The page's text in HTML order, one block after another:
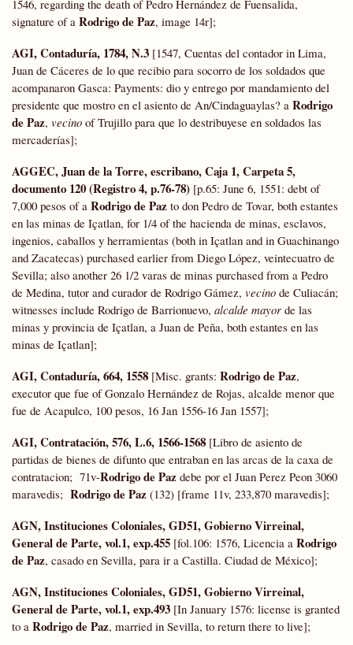
1546, regarding the death of Pedro Hernández de Fuensalida,
signature of a Rodrigo de Paz, image 14r];
AGI, Contaduría, 1784, N.3 [1547, Cuentas del contador in Lima,
Juan de Cáceres de lo que recibio para socorro de los soldados que
acompanaron Gasca: Payments: dio y entrego por mandamiento del
presidente que mostro en el asiento de An/Cindaguaylas? a Rodrigo
de Paz, vecino of Trujillo para que lo destribuyese en soldados las
mercaderías];
AGGEC, Juan de la Torre, escribano, Caja 1, Carpeta 5,
documento 120 (Registro 4, p.76-78) [p.65: June 6, 1551: debt of
7,000 pesos of a Rodrigo de Paz to don Pedro de Tovar, both estantes
en las minas de Içatlan, for 1/4 of the hacienda de minas, esclavos,
ingenios, caballos y herramientas (both in Içatlan and in Guachinango
and Zacatecas) purchased earlier from Diego López, veintecuatro de
Sevilla; also another 26 1/2 varas de minas purchased from a Pedro
de Medina, tutor and curador de Rodrigo Gámez, vecino de Culiacán;
witnesses include Rodrigo de Barrionuevo, alcalde mayor de las
minas y provincia de Içatlan, a Juan de Peña, both estantes en las
minas de Içatlan];
AGI, Contaduría, 664, 1558 [Misc. grants: Rodrigo de Paz,
executor que fue of Gonzalo Hernández de Rojas, alcalde menor que
fue de Acapulco, 100 pesos, 16 Jan 1556-16 Jan 1557];
AGI, Contratación, 576, L.6, 1566-1568 [Libro de asiento de
partidas de bienes de difunto que entraban en las arcas de la caxa de
contratacion; 71v-Rodrigo de Paz debe por el Juan Perez Peon 3060
maravedis; Rodrigo de Paz (132) [frame 11v, 233,870 maravedis];
AGN, Instituciones Coloniales, GD51, Gobierno Virreinal,
General de Parte, vol.1, exp.455 [fol.106: 1576, Licencia a Rodrigo
de Paz, casado en Sevilla, para ir a Castilla. Ciudad de México];
AGN, Instituciones Coloniales, GD51, Gobierno Virreinal,
General de Parte, vol.1, exp.493 [In January 1576: license is granted
to a Rodrigo de Paz, married in Sevilla, to return there to live];